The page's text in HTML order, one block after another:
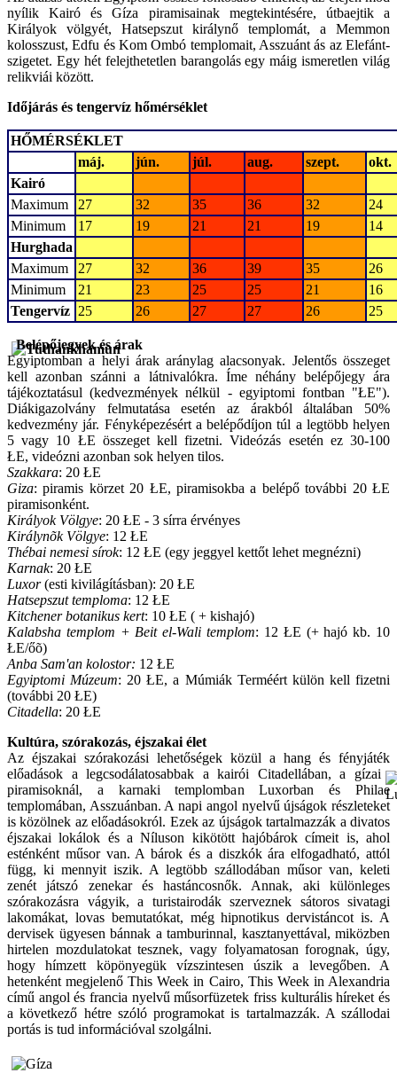
nyílik Kairó és Gíza piramisainak megtekintésére, útbaejtik a
Királyok völgyét, Hatsepszut királynő templomát, a Memmon
kolosszust, Edfu és Kom Ombó templomait, Asszuánt ás az Elefánt-
szigetet. Egy hét felejthetetlen barangolás egy máig ismeretlen világ
relikviái között.
Időjárás és tengervíz hőmérséklet
HŐMÉRSÉKLET
máj.
jún. júl. aug. szept.
okt.
Kairó
Maximum
27 32 35 36 32
24
Minimum
17 19 21 21 19
14
Hurghada
Maximum
27 32 36 39 35
26
Minimum
21 23 25 25 21
16
Tengervíz 25 26 27 27 26 25
Belépőjegyek és árak
Egyiptomban a helyi árak aránylag alacsonyak. Jelentős összeget
kell azonban szánni a látnivalókra. Íme néhány belépőjegy ára
tájékoztatásul (kedvezmények nélkül - egyiptomi fontban "ŁE").
Diákigazolvány felmutatása esetén az árakból általában 50%
kedvezmény jár. Fényképezésért a belépődíjon túl a legtöbb helyen
5 vagy 10 ŁE összeget kell fizetni. Videózás esetén ez 30-100
ŁE, videózni azonban sok helyen tilos.
Szakkara: 20 ŁE
Giza: piramis körzet 20 ŁE, piramisokba a belépő további 20 ŁE
piramisonként.
Királyok Völgye: 20 ŁE - 3 sírra érvényes
Királynõk Völgye: 12 ŁE
Thébai nemesi sírok: 12 ŁE (egy jeggyel kettőt lehet megnézni)
Karnak: 20 ŁE
Luxor(esti kivilágításban): 20 ŁE
Hatsepszut temploma: 12 ŁE
Kitchener botanikus kert: 10 ŁE ( + kishajó)
Kalabsha templom + Beit el-Wali templom: 12 ŁE (+ hajó kb. 10
ŁE/őõ)
Anba Sam'an kolostor: 12 ŁE
Egyiptomi Múzeum: 20 ŁE, a Múmiák Terméért külön kell fizetni
(további 20 ŁE)
Citadella: 20 ŁE
Kultúra, szórakozás, éjszakai élet
Az éjszakai szórakozási lehetőségek közül a hang és fényjáték
előadások alegcsodálatosabbak a kairói Citadellában, a gízai
piramisoknál, a karnaki templomban Luxorban és Philae
templomában, Asszuánban. A napi angol nyelvű újságok részleteket
is közölnek az előadásokról. Ezek az újságok tartalmazzák a divatos
éjszakai lokálok és a Níluson kikötött hajóbárok címeit is, ahol
esténként műsor van. A bárok és a diszkók ára elfogadható, attól
függ, ki mennyit iszik. A legtöbb szállodában műsor van, keleti
zenét játszó zenekar és hastáncosnők. Annak, aki különleges
szórakozásra vágyik, a turistairodák szerveznek sátoros sivatagi
lakomákat, lovas bemutatókat, még hipnotikus dervistáncot is. A
dervisek ügyesen bánnak a tamburinnal, kasztanyettával, miközben
hirtelen mozdulatokat tesznek, vagy folyamatosan forognak, úgy,
hogy hímzett köpönyegük vízszintesen úszik a levegőben. A
hetenként megjelenő This Week in Cairo, This Week in Alexandria
című angol és francia nyelvű műsorfüzetek friss kulturális híreket és
a következő hétre szóló programokat is tartalmazzák. A szállodai
portás is tud információval szolgálni.